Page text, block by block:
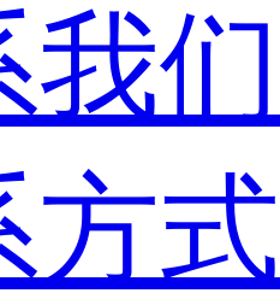
我们
方式